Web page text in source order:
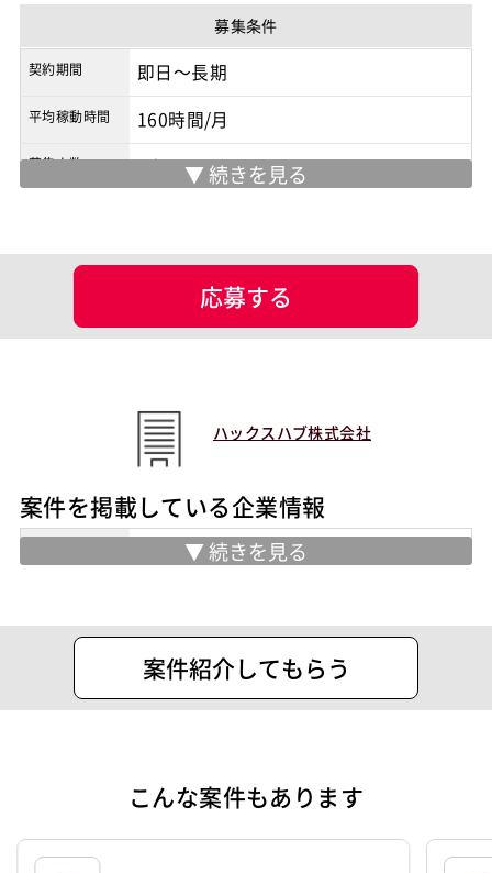
商流 2次請け
募集条件
契約期間 即日～長期
平均稼動時間 160時間/月
募集人数 3人
面談回数 1回
現場情報
物流
担当工程 基本設計 詳細設計 プログラミング(実装)
Java系エンジニア
業務系エンジニア
Java Spring
リモートOK
テクノロジー
応募する
ハックスハブ株式会社
案件を掲載している企業情報
創業以来「実りある関係性」と「長期的
「エージェントの担当者が技術のことを
何も分かっていない……」
そんなストレスは、ハックスハブにはあ
想をしっかり理解したコンシェルジュ
経歴の登録から商談、さらには稼働後の
案件紹介してもらう
こんな案件もあります